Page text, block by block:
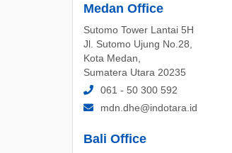
Medan Office
Sutomo Tower Lantai 5H
Jl. Sutomo Ujung No.28,
Kota Medan,
Sumatera Utara 20235
061 - 50 300 592
mdn.dhe@indotara.id
Bali Office